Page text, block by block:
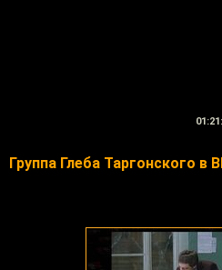
Группа Глеба Таргонского в